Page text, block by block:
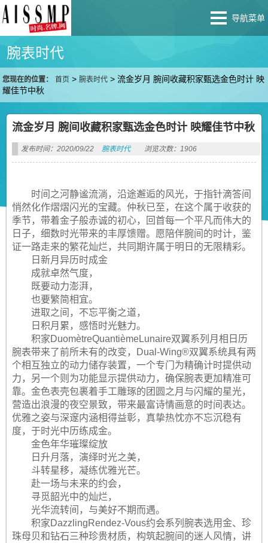
导航菜单
腕表时代
您现在的位置： 首页 >腕表时代 >流金岁月 腕间收藏积家甄选金色时计 映
耀佳节中秋
流金岁月 腕间收藏积家甄选金色时计 映耀佳节中秋
发布时间：2020/09/22 腕表时代 浏览次数：1906
时间之河静谧流淌，沿途邂逅的风光，于指针滴答间
悄然化作熠熠闪光的宝藏。仲秋已至，在这个属于收获的
季节，带着金子般赤诚的初心，回首每一个平凡而伟大的
日子，细数时光带来的丰厚馈赠。愿陪伴腕间的时计，鉴
证一路走来的繁花灿烂，共同期许属于明日的无限精彩。
日新月异历时成金
成就卓然气度，
既要动力澎湃，
也要繁简相宜。
进取之间，不忘平衡之道，
日积月累，感悟时光魅力。
积家DuomètreQuantièmeLunaire双翼系列月相日历
腕表带来了前所未有的改变，Dual-Wing®双翼系统具有两
个相互独立的动力储存装置，一个专门为精确计时提供动
力，另一个则为功能显示提供动力，确保腕表更加精准可
靠。金色表壳包裹着手工雕琢的团圆之月与闪耀的星光，
营造出浪漫的夜空景致，带来最富诗情画意的时间表达。
优雅之姿与深邃内涵相得益彰，真挚热忱亦不忘沉稳有
度，于时光中历练成金。
金色年华璀璨绽放
日升月落，演绎时光之美，
斗转星移，凝练优雅光芒。
赴一场与未来的约会，
寻觅韶光中的灿烂，
光华流转间，与美好不期而遇。
积家DazzlingRendez-Vous约会系列腕表选用金、珍
珠母贝和钻石三种珍贵材质，构筑起腕间的迷人风情，讲